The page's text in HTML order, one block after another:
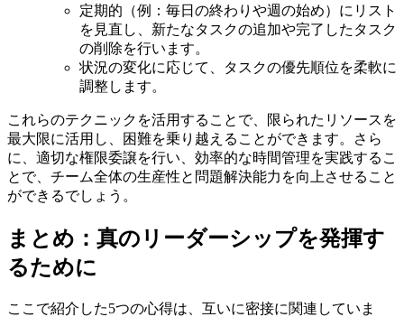
定期的（例：毎日の終わりや週の始め）にリスト
を見直し、新たなタスクの追加や完了したタスク
の削除を行います。
状況の変化に応じて、タスクの優先順位を柔軟に
調整します。
これらのテクニックを活用することで、限られたリソースを
最大限に活用し、困難を乗り越えることができます。さら
に、適切な権限委譲を行い、効率的な時間管理を実践するこ
とで、チーム全体の生産性と問題解決能力を向上させること
ができるでしょう。
まとめ：真のリーダーシップを発揮す
るために
ここで紹介した5つの心得は、互いに密接に関連していま